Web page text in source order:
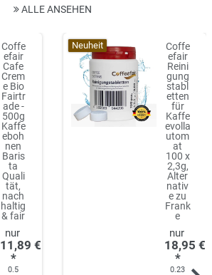
ALLE ANSEHEN
Coffe
efair
Cafe
Crem
e Bio
Fairtr
ade -
500g
Kaffe
eboh
nen
Baris
ta
Quali
tät,
nach
haltig
& fair
11,89 €
*
0.5
Neuheit
Coffe
efair
Reini
gung
stabl
etten
für
Kaffe
evolla
utom
at
100 x
2,3g,
Alter
nativ
e zu
Frank
e
18,95 €
*
0.23